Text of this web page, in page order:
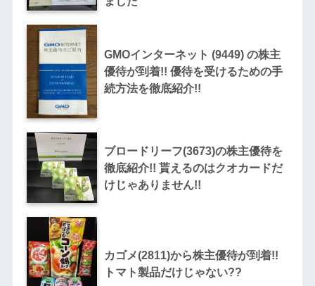
GMOインターネット (9449) の株主
優待が到着!! 優待を受けるための手
続方法を徹底紹介!!
ブロードリーフ(3673)の株主優待を
徹底紹介!! 貰えるのはクオカードだ
けじゃありません!!
カゴメ(2811)から株主優待が到着!!
トマト製品だけじゃない??